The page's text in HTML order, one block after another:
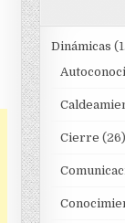
Dinámicas
Cierre (26)